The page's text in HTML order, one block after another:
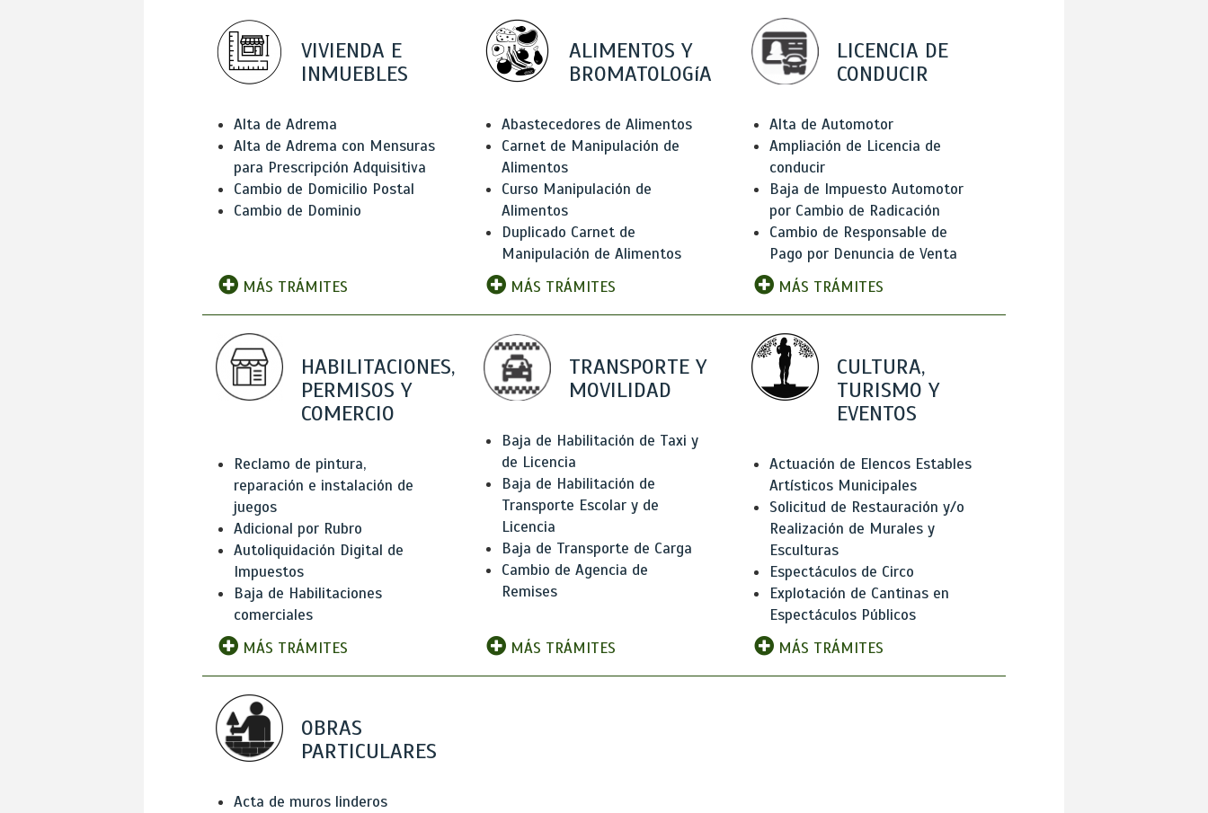
VIVIENDA E
INMUEBLES
Alta de Adrema
Alta de Adrema con Mensuras
para Prescripción Adquisitiva
Cambio de Domicilio Postal
Cambio de Dominio
MÁS TRÁMITES
ALIMENTOS Y
BROMATOLOGíA
Abastecedores de Alimentos
Carnet de Manipulación de
Alimentos
Curso Manipulación de
Alimentos
Duplicado Carnet de
Manipulación de Alimentos
MÁS TRÁMITES
LICENCIA DE
CONDUCIR
Alta de Automotor
Ampliación de Licencia de
conducir
Baja de Impuesto Automotor
por Cambio de Radicación
Cambio de Responsable de
Pago por Denuncia de Venta
MÁS TRÁMITES
HABILITACIONES,
PERMISOS Y
COMERCIO
Reclamo de pintura,
reparación e instalación de
juegos
Adicional por Rubro
Autoliquidación Digital de
Impuestos
Baja de Habilitaciones
comerciales
MÁS TRÁMITES
TRANSPORTE Y
MOVILIDAD
Baja de Habilitación de Taxi y
de Licencia
Baja de Habilitación de
Transporte Escolar y de
Licencia
Baja de Transporte de Carga
Cambio de Agencia de
Remises
MÁS TRÁMITES
CULTURA,
TURISMO Y
EVENTOS
Actuación de Elencos Estables
Artísticos Municipales
Solicitud de Restauración y/o
Realización de Murales y
Esculturas
Espectáculos de Circo
Explotación de Cantinas en
Espectáculos Públicos
MÁS TRÁMITES
OBRAS
PARTICULARES
Acta de muros linderos